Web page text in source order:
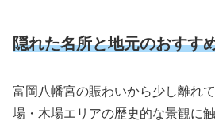
隠れた名所と地元のおすす
富岡八幡宮の賑わいから少し離れ
場・木場エリアの歴史的な景観に